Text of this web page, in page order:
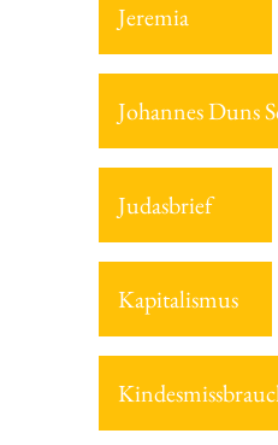
Jeremia
Johannes Duns
Judasbrief
Kapitalismus